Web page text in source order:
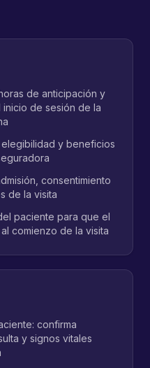
de anticipación y
de sesión de la
y beneficios
consentimiento
de la visita
paciente para que el
comienzo de la visita
confirma
y signos vitales